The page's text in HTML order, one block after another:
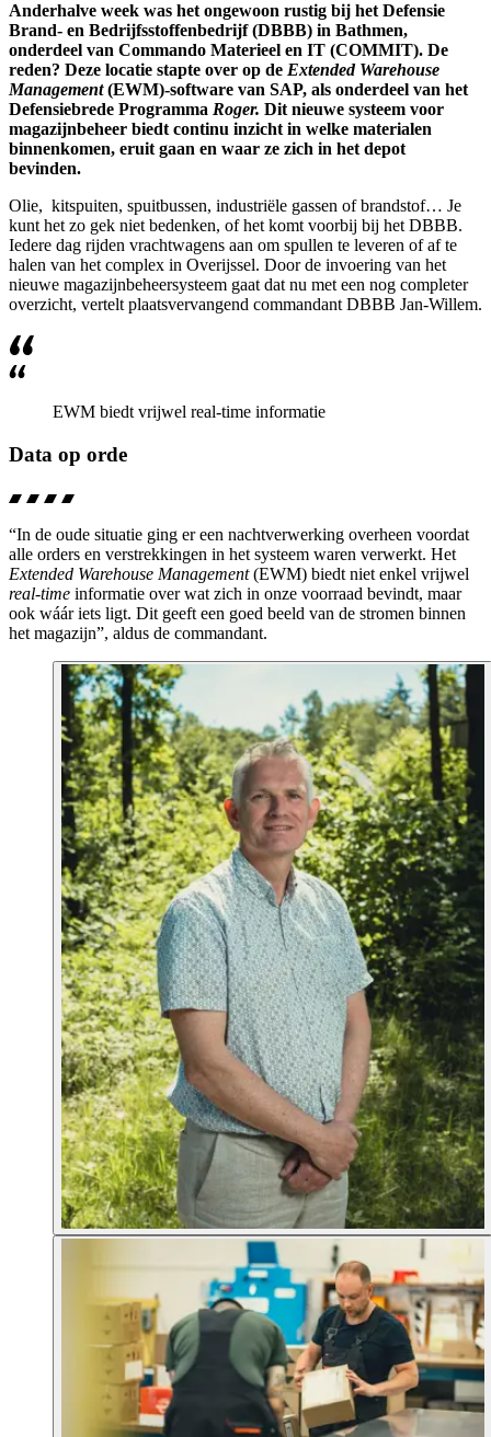
Anderhalve week was het ongewoon rustig bij het Defensie
Brand- en Bedrijfsstoffenbedrijf (DBBB) in Bathmen,
onderdeel van Commando Materieel en IT (COMMIT). De
reden? Deze locatie stapte over op de Extended Warehouse
Management(EWM)-software van SAP, als onderdeel van het
Defensiebrede Programma Roger. Dit nieuwe systeem voor
magazijnbeheer biedt continu inzicht in welke materialen
binnenkomen, eruit gaan en waar ze zich in het depot
bevinden.
Olie, kitspuiten, spuitbussen, industriële gassen of brandstof… Je
kunt het zo gek niet bedenken, of het komt voorbij bij het DBBB.
Iedere dag rijden vrachtwagens aan om spullen te leveren of af te
halen van het complex in Overijssel. Door de invoering van het
nieuwe magazijnbeheersysteem gaat dat nu met een nog completer
overzicht, vertelt plaatsvervangend commandant DBBB Jan-Willem.
EWM biedt vrijwel real-time informatie
Data op orde
“In de oude situatie ging er een nachtverwerking overheen voordat
alle orders en verstrekkingen in het systeem waren verwerkt. Het
Extended Warehouse Management(EWM) biedt niet enkel vrijwel
real-time informatie over wat zich in onze voorraad bevindt, maar
ook wáár iets ligt. Dit geeft een goed beeld van de stromen binnen
het magazijn”, aldus de commandant.